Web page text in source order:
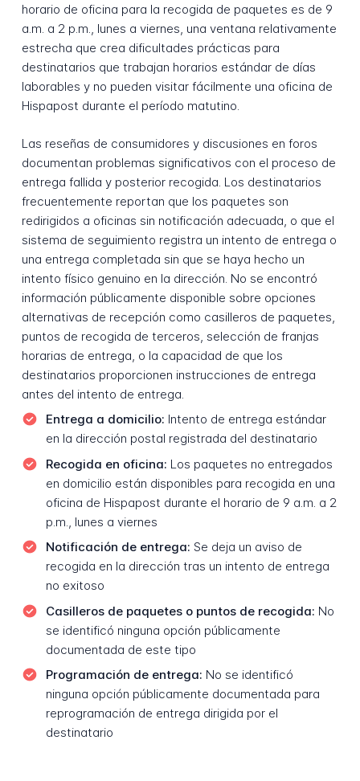
horario de oficina para la recogida de paquetes es de 9
a.m. a 2 p.m., lunes a viernes, una ventana relativamente
estrecha que crea dificultades prácticas para
destinatarios que trabajan horarios estándar de días
laborables y no pueden visitar fácilmente una oficina de
Hispapost durante el período matutino.
Las reseñas de consumidores y discusiones en foros
documentan problemas significativos con el proceso de
entrega fallida y posterior recogida. Los destinatarios
frecuentemente reportan que los paquetes son
redirigidos a oficinas sin notificación adecuada, o que el
sistema de seguimiento registra un intento de entrega o
una entrega completada sin que se haya hecho un
intento físico genuino en la dirección. No se encontró
información públicamente disponible sobre opciones
alternativas de recepción como casilleros de paquetes,
puntos de recogida de terceros, selección de franjas
horarias de entrega, o la capacidad de que los
destinatarios proporcionen instrucciones de entrega
antes del intento de entrega.
Entrega a domicilio: Intento de entrega estándar
en la dirección postal registrada del destinatario
Recogida en oficina: Los paquetes no entregados
en domicilio están disponibles para recogida en una
oficina de Hispapost durante el horario de 9 a.m. a 2
p.m., lunes a viernes
Notificación de entrega: Se deja un aviso de
recogida en la dirección tras un intento de entrega
no exitoso
Casilleros de paquetes o puntos de recogida: No
se identificó ninguna opción públicamente
documentada de este tipo
Programación de entrega: No se identificó
ninguna opción públicamente documentada para
reprogramación de entrega dirigida por el
destinatario